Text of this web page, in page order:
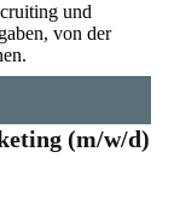
und
von der
(m/w/d)